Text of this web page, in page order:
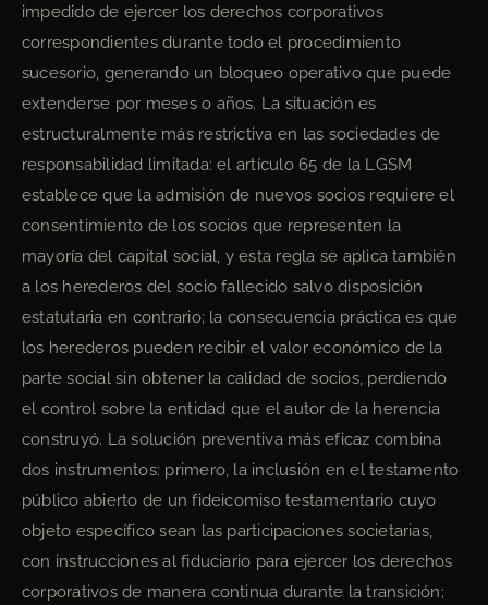
impedido de ejercer los derechos corporativos
correspondientes durante todo el procedimiento
sucesorio, generando un bloqueo operativo que puede
extenderse por meses o años. La situación es
estructuralmente más restrictiva en las sociedades de
responsabilidad limitada: el artículo 65 de la LGSM
establece que la admisión de nuevos socios requiere el
consentimiento de los socios que representen la
mayoría del capital social, y esta regla se aplica también
a los herederos del socio fallecido salvo disposición
estatutaria en contrario; la consecuencia práctica es que
los herederos pueden recibir el valor económico de la
parte social sin obtener la calidad de socios, perdiendo
el control sobre la entidad que el autor de la herencia
construyó. La solución preventiva más eficaz combina
dos instrumentos: primero, la inclusión en el testamento
público abierto de un fideicomiso testamentario cuyo
objeto específico sean las participaciones societarias,
con instrucciones al fiduciario para ejercer los derechos
corporativos de manera continua durante la transición;